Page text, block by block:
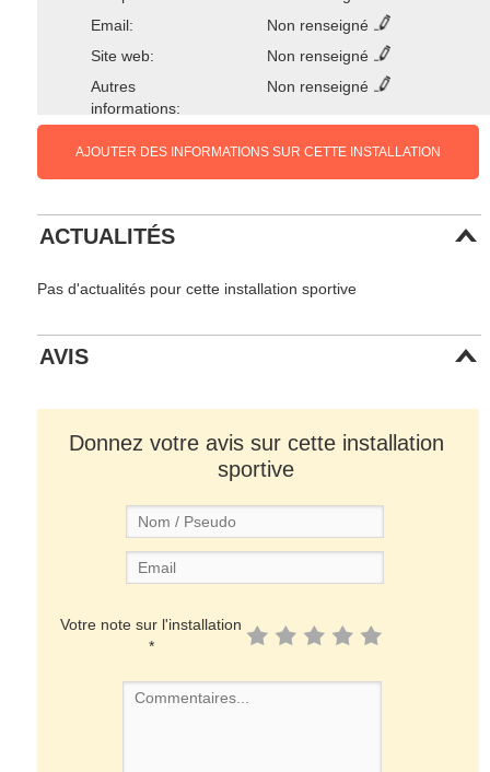
Email:
Non renseigné
Site web:
Non renseigné
Autres
informations:
Non renseigné
AJOUTER DES INFORMATIONS SUR CETTE INSTALLATION
ACTUALITÉS
Pas d'actualités pour cette installation sportive
AVIS
Donnez votre avis sur cette installation
sportive
Votre note sur l'installation
*